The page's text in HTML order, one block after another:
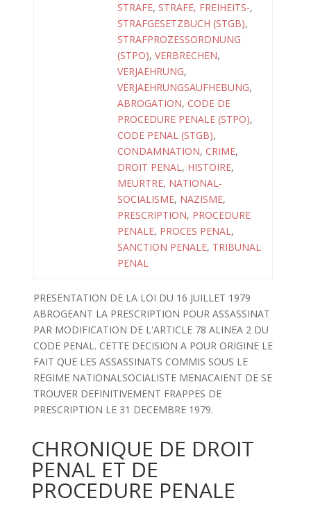
STRAFE, STRAFE, FREIHEITS-,
STRAFGESETZBUCH (STGB),
STRAFPROZESSORDNUNG
(STPO), VERBRECHEN,
VERJAEHRUNG,
VERJAEHRUNGSAUFHEBUNG,
ABROGATION, CODE DE
PROCEDURE PENALE (STPO),
CODE PENAL (STGB),
CONDAMNATION, CRIME,
DROIT PENAL, HISTOIRE,
MEURTRE, NATIONAL-
SOCIALISME, NAZISME,
PRESCRIPTION, PROCEDURE
PENALE, PROCES PENAL,
SANCTION PENALE, TRIBUNAL
PENAL
PRESENTATION DE LA LOI DU 16 JUILLET 1979
ABROGEANT LA PRESCRIPTION POUR ASSASSINAT
PAR MODIFICATION DE L'ARTICLE 78 ALINEA 2 DU
CODE PENAL. CETTE DECISION A POUR ORIGINE LE
FAIT QUE LES ASSASSINATS COMMIS SOUS LE
REGIME NATIONALSOCIALISTE MENACAIENT DE SE
TROUVER DEFINITIVEMENT FRAPPES DE
PRESCRIPTION LE 31 DECEMBRE 1979.
CHRONIQUE DE DROIT
PENAL ET DE
PROCEDURE PENALE